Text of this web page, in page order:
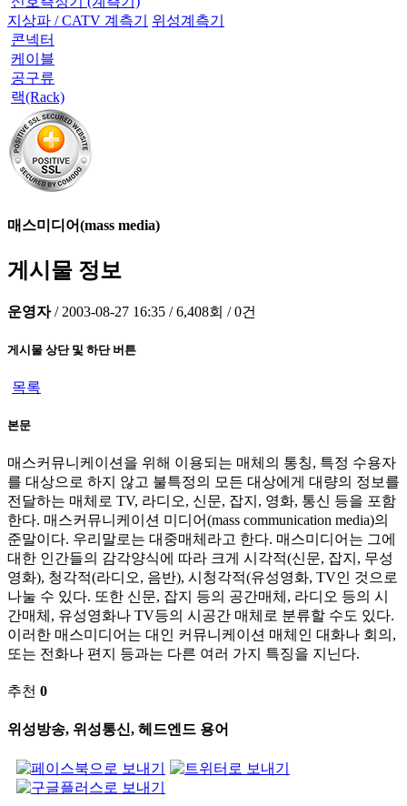
지상파 / CATV 계측기
위성계측기
콘넥터
케이블
공구류
랙(Rack)
매스미디어(mass media)
게시물 정보
운영자 / 2003-08-27 16:35 / 6,408회 / 0건
게시물 상단 및 하단 버튼
목록
본문
매스커뮤니케이션을 위해 이용되는 매체의 통칭, 특정 수용자
를 대상으로 하지 않고 불특정의 모든 대상에게 대량의 정보를
전달하는 매체로 TV, 라디오, 신문, 잡지, 영화, 통신 등을 포함
한다. 매스커뮤니케이션 미디어(mass communication media)의
준말이다. 우리말로는 대중매체라고 한다. 매스미디어는 그에
대한 인간들의 감각양식에 따라 크게 시각적(신문, 잡지, 무성
영화), 청각적(라디오, 음반), 시청각적(유성영화, TV인 것으로
나눌 수 있다. 또한 신문, 잡지 등의 공간매체, 라디오 등의 시
간매체, 유성영화나 TV등의 시공간 매체로 분류할 수도 있다.
이러한 매스미디어는 대인 커뮤니케이션 매체인 대화나 회의,
또는 전화나 편지 등과는 다른 여러 가지 특징을 지닌다.
추천 0
위성방송, 위성통신, 헤드엔드 용어